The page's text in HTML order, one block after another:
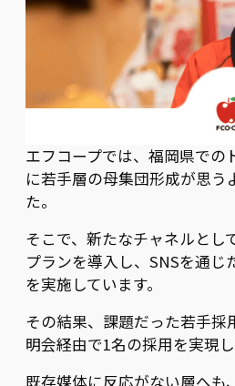
エフコープでは、福岡県での
に若手層の母集団形成が思
た。
そこで、新たなチャネルとし
プランを導入し、SNSを通
を実施しています。
その結果、課題だった若手
明会経由で1名の採用を実現し
既存媒体に反応がない層へも